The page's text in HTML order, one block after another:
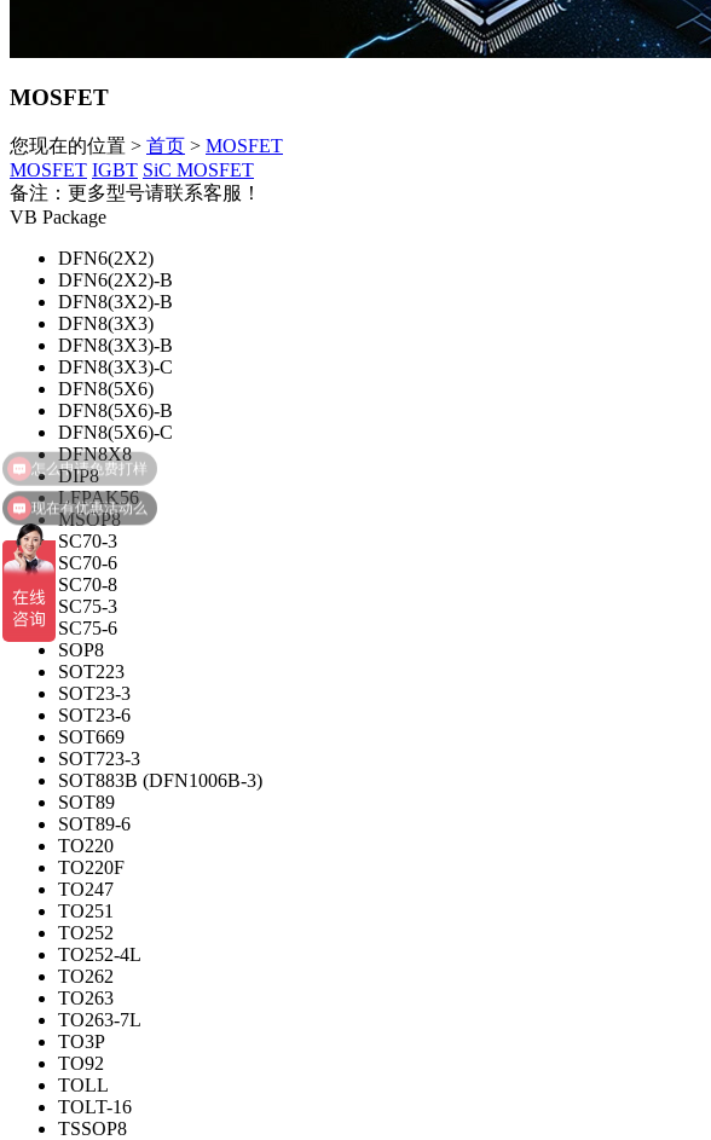
MOSFET
您现在的位置 > 首页 > MOSFET
MOSFET IGBT SiC MOSFET
备注：更多型号请联系客服！
VB Package
DFN6(2X2)
DFN6(2X2)-B
DFN8(3X2)-B
DFN8(3X3)
DFN8(3X3)-B
DFN8(3X3)-C
DFN8(5X6)
DFN8(5X6)-B
DFN8(5X6)-C
DFN8X8
DIP8
LFPAK56
MSOP8
SC70-3
SC70-6
SC70-8
SC75-3
SC75-6
SOP8
SOT223
SOT23-3
SOT23-6
SOT669
SOT723-3
SOT883B (DFN1006B-3)
SOT89
SOT89-6
TO220
TO220F
TO247
TO251
TO252
TO252-4L
TO262
TO263
TO263-7L
TO3P
TO92
TOLL
TOLT-16
TSSOP8
现在有优惠活动么